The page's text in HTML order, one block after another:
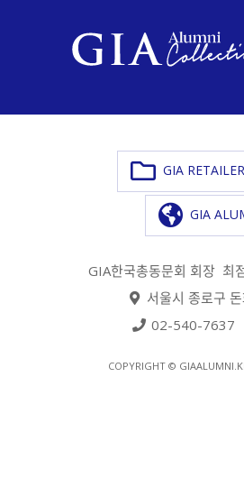
GIA
GIA
GIA한국총동문회 회장 최
서울시 종로구
02-540-7637
COPYRIGHT ©